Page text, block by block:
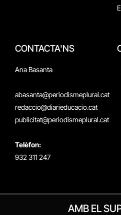
CONTACTA'NS
Ana Basanta
abasanta@periodismeplural.cat
redaccio@diarieducacio.cat
publicitat@periodismeplural.cat
Telèfon:
932 311 247
AMB EL